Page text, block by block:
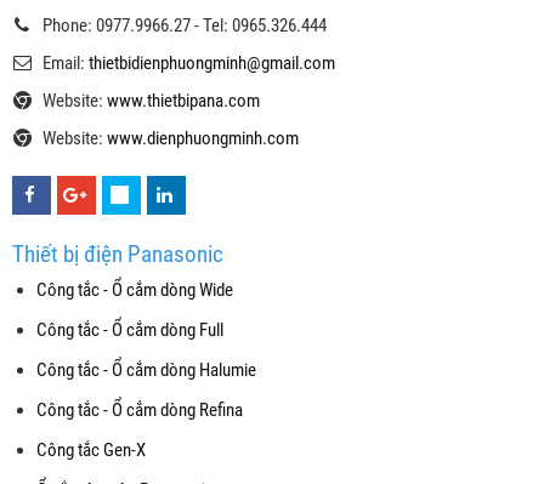
Phone: 0977.9966.27 - Tel: 0965.326.444
Email: thietbidienphuongminh@gmail.com
Website: www.thietbipana.com
Website: www.dienphuongminh.com
Thiết bị điện Panasonic
Công tắc - Ổ cắm dòng Wide
Công tắc - Ổ cắm dòng Full
Công tắc - Ổ cắm dòng Halumie
Công tắc - Ổ cắm dòng Refina
Công tắc Gen-X